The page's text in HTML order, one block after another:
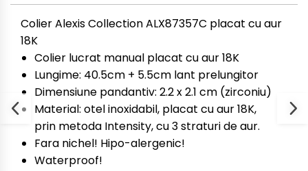
Colier Alexis Collection ALX87357C placat cu aur
18K
Colier lucrat manual placat cu aur 18K
Lungime: 40.5cm + 5.5cm lant prelungitor
Dimensiune pandantiv: 2.2 x 2.1 cm (zirconiu)
Material: otel inoxidabil, placat cu aur 18K,
prin metoda Intensity, cu 3 straturi de aur.
Fara nichel! Hipo-alergenic!
Waterproof!